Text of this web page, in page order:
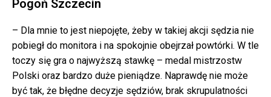
Pogoń Szczecin
– Dla mnie to jest niepojęte, żeby w takiej akcji sędzia nie
pobiegł do monitora i na spokojnie obejrzał powtórki. W tle
toczy się gra o najwyższą stawkę – medal mistrzostw
Polski oraz bardzo duże pieniądze. Naprawdę nie może
być tak, że błędne decyzje sędziów, brak skrupulatności